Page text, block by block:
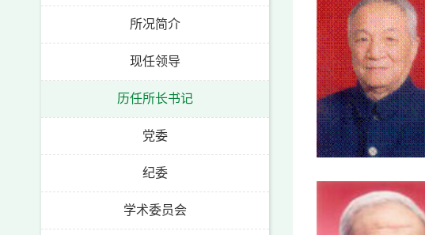
所况简介
现任领导
历任所长书记
党委
纪委
学术委员会